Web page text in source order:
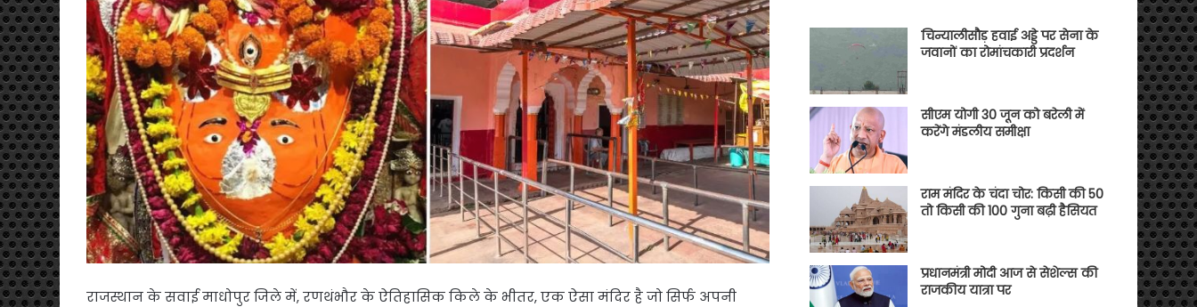
राजस्थान के सवाई माधोपुर जिले में, रणथंभौर के ऐतिहासिक किले के भीतर, एक ऐसा मंदिर है जो सिर्फ अपनी
चिन्यालीसौड़ हवाई अड्डे पर सेना के
जवानों का रोमांचकारी प्रदर्शन
सीएम योगी 30 जून को बरेली में
करेंगे मंडलीय समीक्षा
राम मंदिर के चंदा चोर: किसी की 50
तो किसी की 100 गुना बढ़ी हैसियत
प्रधानमंत्री मोदी आज से सेशेल्स की
राजकीय यात्रा पर